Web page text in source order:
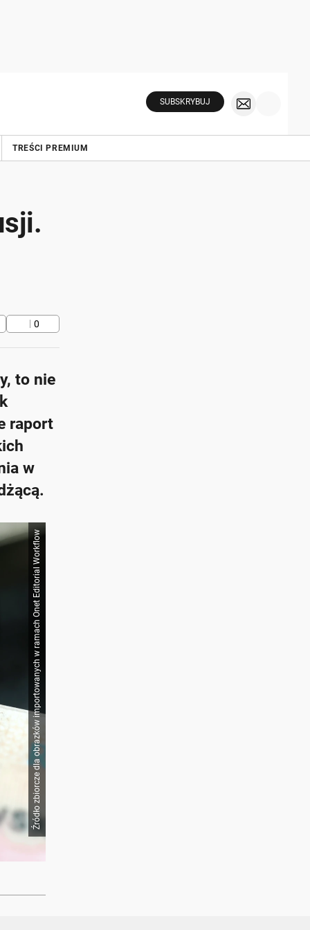
SUBSKRYBUJ
TREŚCI PREMIUM
0
to nie
raport
w
Źródło zbiorcze dla obrazków importowanych w ramach Onet Editorial Workflow